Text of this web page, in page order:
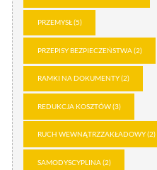
PRZEMYSŁ(5)
PRZEPISY BEZPIECZEŃSTWA(2)
RAMKI NA DOKUMENTY(2)
REDUKCJA KOSZTÓW(3)
RUCH WEWNĄTRZZAKŁADOWY(2)
SAMODYSCYPLINA(2)